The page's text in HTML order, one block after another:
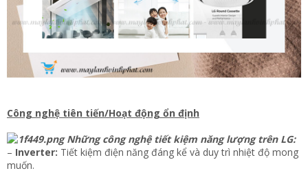
Công nghệ tiên tiến/Hoạt động ổn định
Những công nghệ tiết kiệm năng lượng trên LG:
– Inverter: Tiết kiệm điện năng đáng kể và duy trì nhiệt độ mong
muốn.